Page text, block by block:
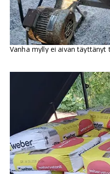
Vanha mylly ei aivan täyttänyt